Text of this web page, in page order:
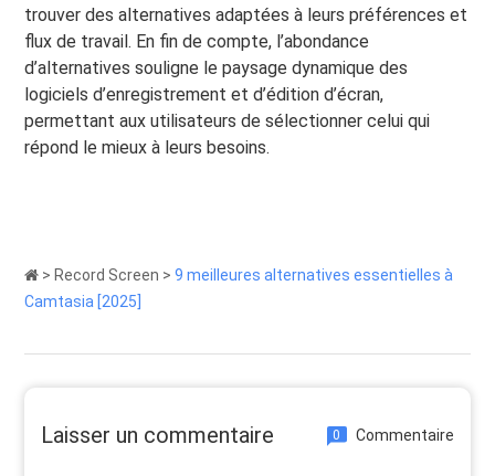
trouver des alternatives adaptées à leurs préférences et
flux de travail. En fin de compte, l’abondance
d’alternatives souligne le paysage dynamique des
logiciels d’enregistrement et d’édition d’écran,
permettant aux utilisateurs de sélectionner celui qui
répond le mieux à leurs besoins.
>Record Screen >9 meilleures alternatives essentielles à
Camtasia [2025]
Laisser un commentaire 0 Commentaire